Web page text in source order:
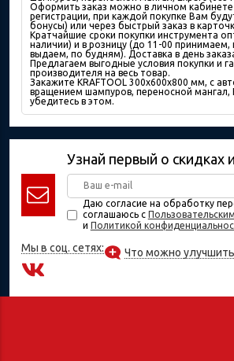
Оформить заказ можно в личном кабинете
регистрации, при каждой покупке Вам
бонусы) или через быстрый заказ в
Кратчайшие сроки покупки инструмента
наличии) и в розницу (до 11-00 принимаем,
выдаем, по будням). Доставка в день
Предлагаем выгодные условия покупки и
производителя на весь товар.
Закажите KRAFTOOL 300x600x800 мм, с
вращением шампуров, переносной мангал,
убедитесь в этом.
Узнай первый о скидках
Даю согласие на обработку
соглашаюсь с
и Политикой
Мы в соц. сетях:
Что можно улучшить